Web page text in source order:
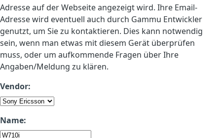
Adresse auf der Webseite angezeigt wird. Ihre Email-
Adresse wird eventuell auch durch Gammu Entwickler
genutzt, um Sie zu kontaktieren. Dies kann notwendig
sein, wenn man etwas mit diesem Gerät überprüfen
muss, oder um aufkommende Fragen über Ihre
Angaben/Meldung zu klären.
Vendor:
Name: